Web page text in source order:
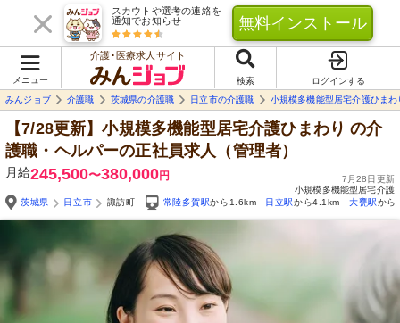
スカウトや選考の連絡を
通知でお知らせ
無料インストール
メニュー
介護･医療求人サイト
検索
ログインする
みんジョブ
介護職 茨城県の介護職 日立市の介護職 小規模多機能型居宅介護ひまわ
【7/28更新】小規模多機能型居宅介護ひまわり の介
護職・ヘルパーの正社員求人（管理者）
月給245,500〜380,000円
7月28日更新
小規模多機能型居宅介護
茨城県
日立市 諏訪町 常陸多賀駅から1.6km 日立駅から4.1km 大甕駅から